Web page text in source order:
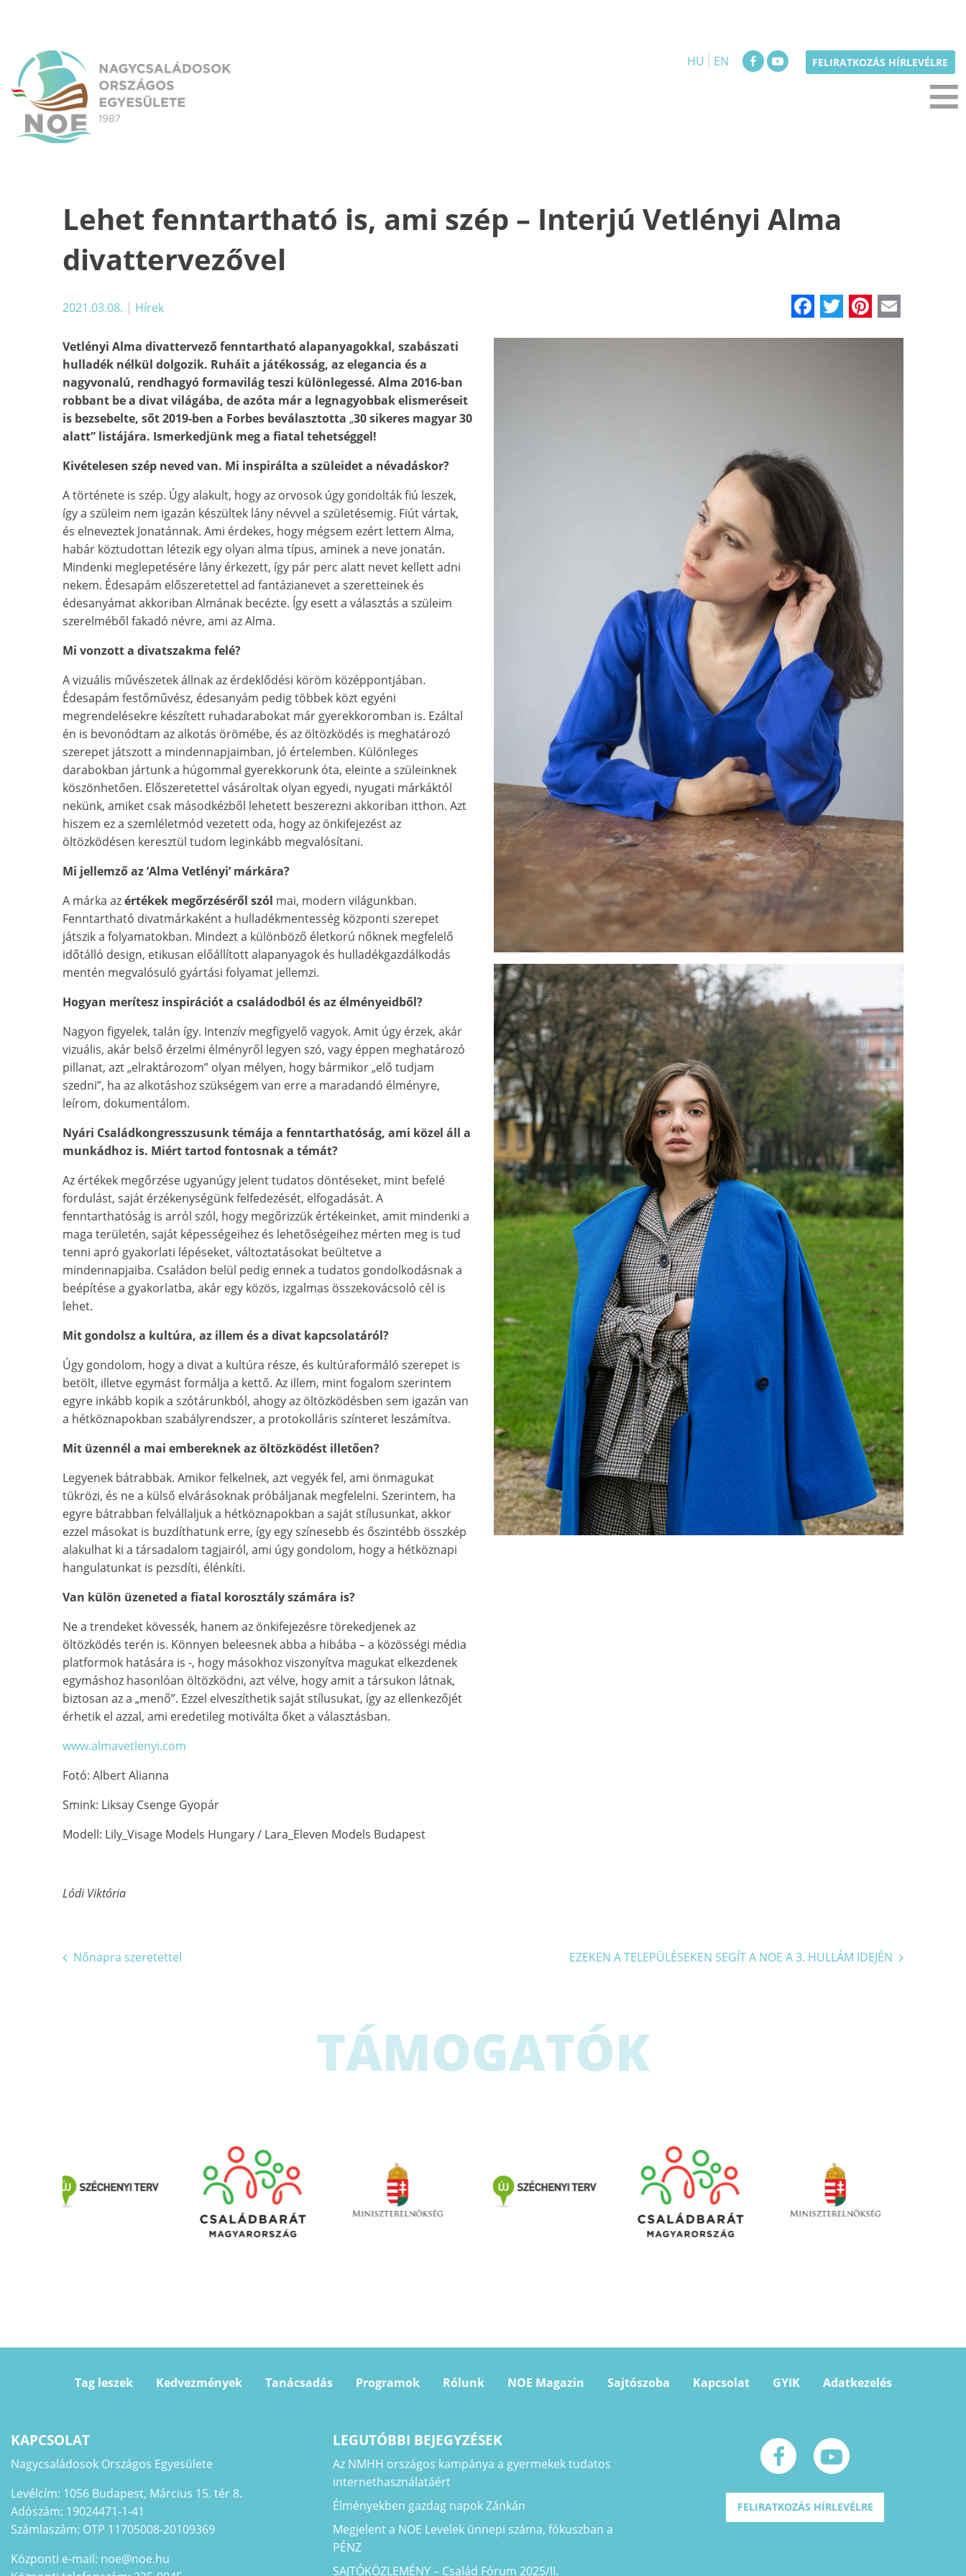
HU EN FELIRATKOZÁS HÍRLEVÉLRE
≡
Lehet fenntartható is, ami szép – Interjú Vetlényi Alma
divattervezővel
2021.03.08. | Hírek Facebook
Twitter
Vetlényi Alma divattervező fenntartható alapanyagokkal, szabászati
hulladék nélkül dolgozik. Ruháit a játékosság, az elegancia és a
nagyvonalú, rendhagyó formavilág teszi különlegessé. Alma 2016-ban
robbant be a divat világába, de azóta már a legnagyobbak elismeréseit
is bezsebelte, sőt 2019-ben a Forbes beválasztotta „30 sikeres magyar 30
alatt” listájára. Ismerkedjünk meg a fiatal tehetséggel!
Kivételesen szép neved van. Mi inspirálta a szüleidet a névadáskor?
A története is szép. Úgy alakult, hogy az orvosok úgy gondolták fiú leszek,
így a szüleim nem igazán készültek lány névvel a születésemig. Fiút vártak,
és elneveztek Jonatánnak. Ami érdekes, hogy mégsem ezért lettem Alma,
habár köztudottan létezik egy olyan alma típus, aminek a neve jonatán.
Mindenki meglepetésére lány érkezett, így pár perc alatt nevet kellett adni
nekem. Édesapám előszeretettel ad fantázianevet a szeretteinek és
édesanyámat akkoriban Almának becézte. Így esett a választás a szüleim
szerelméből fakadó névre, ami az Alma.
Mi vonzott a divatszakma felé?
A vizuális művészetek állnak az érdeklődési köröm középpontjában.
Édesapám festőművész, édesanyám pedig többek közt egyéni
megrendelésekre készített ruhadarabokat már gyerekkoromban is. Ezáltal
én is bevonódtam az alkotás örömébe, és az öltözködés is meghatározó
szerepet játszott a mindennapjaimban, jó értelemben. Különleges
darabokban jártunk a húgommal gyerekkorunk óta, eleinte a szüleinknek
köszönhetően. Előszeretettel vásároltak olyan egyedi, nyugati márkáktól
nekünk, amiket csak másodkézből lehetett beszerezni akkoriban itthon. Azt
hiszem ez a szemléletmód vezetett oda, hogy az önkifejezést az
öltözködésen keresztül tudom leginkább megvalósítani.
Mi jellemző az ’Alma Vetlényi’ márkára?
A márka azértékek megőrzéséről szól mai, modern világunkban.
Fenntartható divatmárkaként a hulladékmentesség központi szerepet
játszik a folyamatokban. Mindezt a különböző életkorú nőknek megfelelő
időtálló design, etikusan előállított alapanyagok és hulladékgazdálkodás
mentén megvalósuló gyártási folyamat jellemzi.
Hogyan merítesz inspirációt a családodból és az élményeidből?
Nagyon figyelek, talán így. Intenzív megfigyelő vagyok. Amit úgy érzek, akár
vizuális, akár belső érzelmi élményről legyen szó, vagy éppen meghatározó
pillanat, azt „elraktározom” olyan mélyen, hogy bármikor „elő tudjam
szedni”, ha az alkotáshoz szükségem van erre a maradandó élményre,
leírom, dokumentálom.
Nyári Családkongresszusunk témája a fenntarthatóság, ami közel áll a
munkádhoz is. Miért tartod fontosnak a témát?
Az értékek megőrzése ugyanúgy jelent tudatos döntéseket, mint befelé
fordulást, saját érzékenységünk felfedezését, elfogadását. A
fenntarthatóság is arról szól, hogy megőrizzük értékeinket, amit mindenki a
maga területén, saját képességeihez és lehetőségeihez mérten meg is tud
tenni apró gyakorlati lépéseket, változtatásokat beültetve a
mindennapjaiba. Családon belül pedig ennek a tudatos gondolkodásnak a
beépítése a gyakorlatba, akár egy közös, izgalmas összekovácsoló cél is
lehet.
Mit gondolsz a kultúra, az illem és a divat kapcsolatáról?
Úgy gondolom, hogy a divat a kultúra része, és kultúraformáló szerepet is
betölt, illetve egymást formálja a kettő. Az illem, mint fogalom szerintem
egyre inkább kopik a szótárunkból, ahogy az öltözködésben sem igazán van
a hétköznapokban szabályrendszer, a protokolláris színteret leszámítva.
Mit üzennél a mai embereknek az öltözködést illetően?
Legyenek bátrabbak. Amikor felkelnek, azt vegyék fel, ami önmagukat
tükrözi, és ne a külső elvárásoknak próbáljanak megfelelni. Szerintem, ha
egyre bátrabban felvállaljuk a hétköznapokban a saját stílusunkat, akkor
ezzel másokat is buzdíthatunk erre, így egy színesebb és őszintébb összkép
alakulhat ki a társadalom tagjairól, ami úgy gondolom, hogy a hétköznapi
hangulatunkat is pezsdíti, élénkíti.
Van külön üzeneted a fiatal korosztály számára is?
Ne a trendeket kövessék, hanem az önkifejezésre törekedjenek az
öltözködés terén is. Könnyen beleesnek abba a hibába – a közösségi média
platformok hatására is -, hogy másokhoz viszonyítva magukat elkezdenek
egymáshoz hasonlóan öltözködni, azt vélve, hogy amit a társukon látnak,
biztosan az a „menő”. Ezzel elveszíthetik saját stílusukat, így az ellenkezőjét
érhetik el azzal, ami eredetileg motiválta őket a választásban.
www.almavetlenyi.com
Fotó: Albert Alianna
Smink: Liksay Csenge Gyopár
Modell: Lily_Visage Models Hungary / Lara_Eleven Models Budapest
Lódi Viktória
Bejegyzés
Nőnapra szeretettel EZEKEN A TELEPÜLÉSEKEN SEGÍT A NOE A 3. HULLÁM IDEJÉN
TÁMOGATÓK
Tag leszek Kedvezmények Tanácsadás Programok Rólunk NOE Magazin Sajtószoba Kapcsolat GYIK Adatkezelés
KAPCSOLAT
Nagycsaládosok Országos Egyesülete
Levélcím: 1056 Budapest, Március 15. tér 8.
Adószám: 19024471-1-41
Számlaszám: OTP 11705008-20109369
Központi e-mail: noe@noe.hu
LEGUTÓBBI BEJEGYZÉSEK
Az NMHH országos kampánya a gyermekek tudatos
internethasználatáért
Élményekben gazdag napok Zánkán
Megjelent a NOE Levelek ünnepi száma, fókuszban a
PÉNZ
SAJTÓKÖZLEMÉNY – Család Fórum 2025/II.
FELIRATKOZÁS HÍRLEVÉLRE